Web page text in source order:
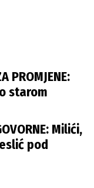
PROMJENE:
starom
Milići,
pod